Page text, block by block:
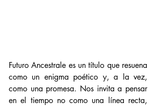
Futuro Ancestrale es un título que resuena
como un enigma poético y, a la vez,
como una promesa. Nos invita a pensar
en el tiempo no como una línea recta,